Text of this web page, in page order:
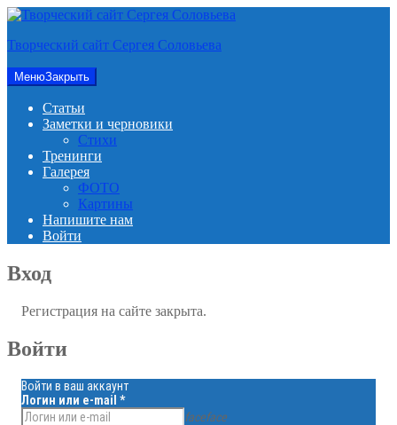
Перейти
содержимому
Творческий сайт Сергея Соловьева
МенюЗакрыть
Статьи
Заметки и черновики
Стихи
Тренинги
Галерея
ФОТО
Картины
Напишите нам
Войти
Вход
Регистрация на сайте закрыта.
Войти
Войти в ваш аккаунт
Логин или e-mail *
faceface